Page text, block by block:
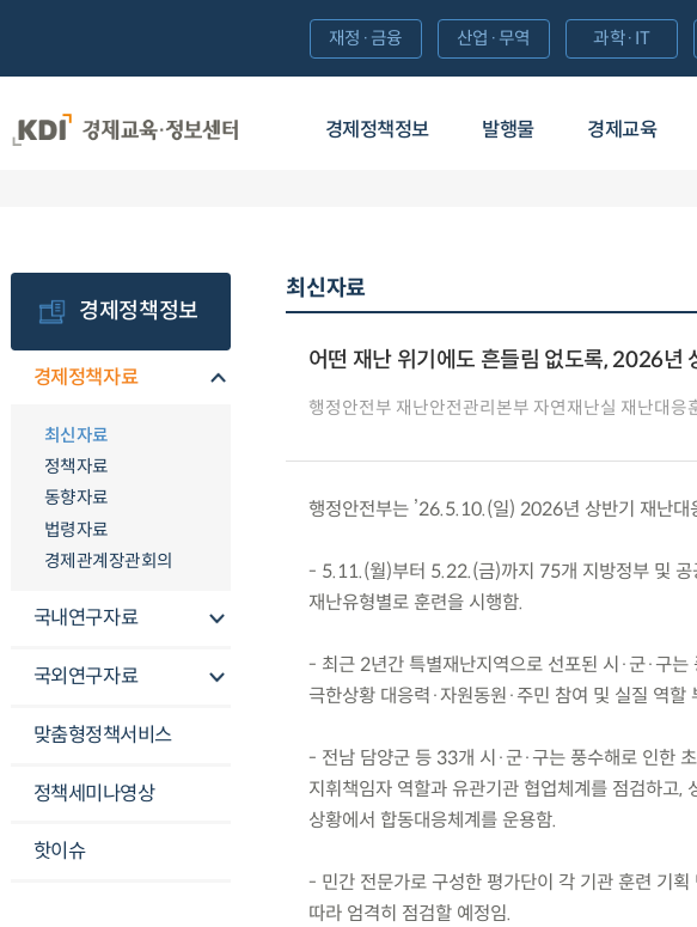
경제정책정보 발행물 경제교육
재정·금융 산업·무역 과학·IT
경제정책정보
경제정책자료
최신자료
정책자료
동향자료
법령자료
경제관계장관회의
국내연구자료
국외연구자료
맞춤형정책서비스
정책세미나영상
핫이슈
최신자료
어떤 재난 위기에도 흔들림 없도록, 2026년
행정안전부 재난안전관리본부 자연재난실 재난대응
행정안전부는 ’26.5.10.(일) 2026년 상반기 재난대
- 5.11.(월)부터 5.22.(금)까지 75개 지방정부 및 공
재난유형별로 훈련을 시행함.
- 최근 2년간 특별재난지역으로 선포된 시·군·구는
극한상황 대응력·자원동원·주민 참여 및 실질 역
- 전남 담양군 등 33개 시·군·구는 풍수해로 인한
지휘책임자 역할과 유관기관 협업체계를 점검하고,
상황에서 합동대응체계를 운용함.
- 민간 전문가로 구성한 평가단이 각 기관 훈련 기
따라 엄격히 점검할 예정임.